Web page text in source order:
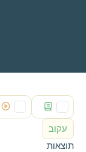
עקוב
תוצאות